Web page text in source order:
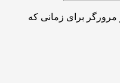
مرورگر برای زمانی که